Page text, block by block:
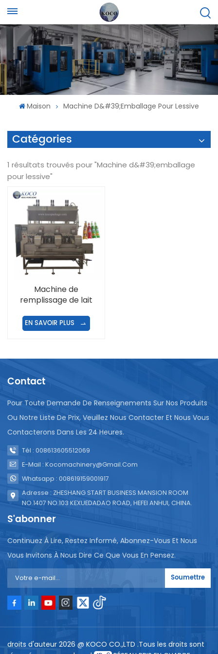
Maison Machine D&#39;emballage Pour Lessive
Catégories
1 résultats trouvés pour "Machine d&#39;emballage
pour lessive"
Machine de
remplissage de lait
EN SAVOIR PLUS
Contact
Pour Toute Demande De Renseignements Sur Nos Produits
Ou Notre Liste De Prix, Veuillez Nous Contacter Et Nous Vous
Contacterons Dans Les 24 Heures.
Tél : 008613605512069
E-Mail : Kocomachinery@gmail.com
Whatsapp : 008619159001917
Adresse : ZHESHANG START BUSINESS MANSION ROOM
NO.1407 NO.103 KEXUEDADAO ROAD, HEFEI ANHUI, CHINA.
S'abonner
Continuez À Lire, Restez Informé, Abonnez-Vous Et Nous
Vous Invitons À Nous Dire Ce Que Vous En Pensez.
Soumettre
droits d'auteur 2026 @ KOCO CO.,LTD .Tous les droits sont